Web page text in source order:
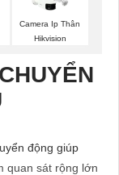
Camera Ip Thân
Hikvision
động giúp
quan sát rộng lớn